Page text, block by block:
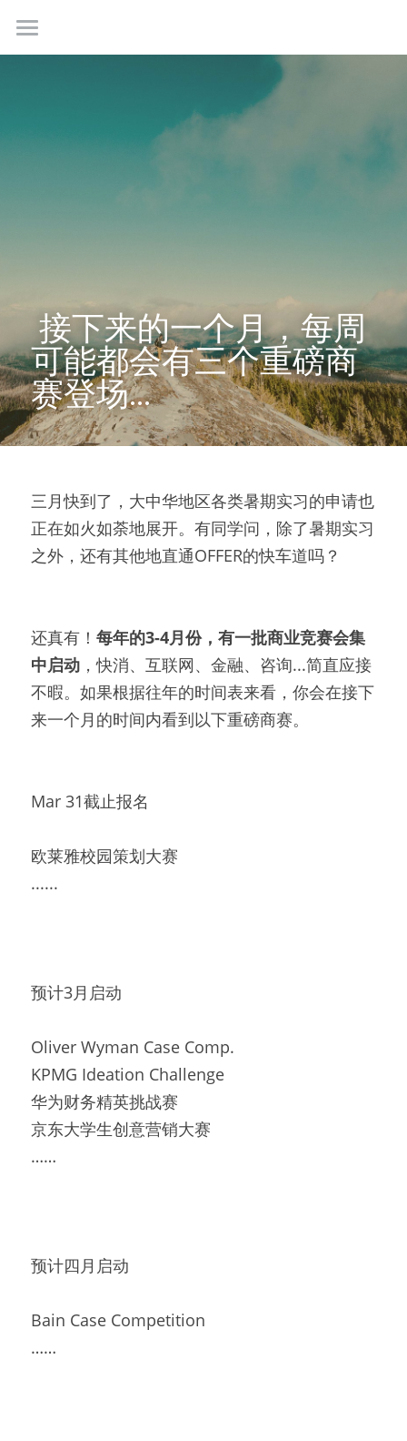
首页
免费咨询
接下来的一个月，每周
可能都会有三个重磅商
赛登场...
三月快到了，大中华地区各类暑期实习的申请也
正在如火如荼地展开。有同学问，除了暑期实习
之外，还有其他地直通OFFER的快车道吗？
还真有！ 每年的3-4月份，有一批商业竞赛会集
中启动 ，快消、互联网、金融、咨询...简直应接
不暇。如果根据往年的时间表来看，你会在接下
来一个月的时间内看到以下重磅商赛。
Mar 31截止报名
欧莱雅校园策划大赛
......
预计3月启动
Oliver Wyman Case Comp.
KPMG Ideation Challenge
华为财务精英挑战赛
京东大学生创意营销大赛
……
预计四月启动
Bain Case Competition
……